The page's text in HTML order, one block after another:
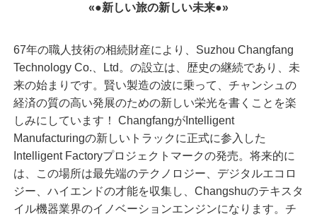
«●新しい旅の新しい未来●»
67年の職人技術の相続財産により、Suzhou Changfang
Technology Co.、Ltd。の設立は、歴史の継続であり、未
来の始まりです。賢い製造の波に乗って、チャンシュの
経済の質の高い発展のための新しい栄光を書くことを楽
しみにしています！ ChangfangがIntelligent
Manufacturingの新しいトラックに正式に参入した
Intelligent Factoryプロジェクトマークの発売。将来的に
は、この場所は最先端のテクノロジー、デジタルエコロ
ジー、ハイエンドの才能を収集し、Changshuのテキスタ
イル機器業界のイノベーションエンジンになります。チ